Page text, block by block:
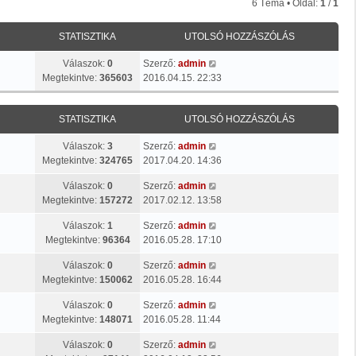
6 Téma • Oldal: 1 / 1
STATISZTIKA UTOLSÓ HOZZÁSZÓLÁS
Válaszok: 0
Megtekintve: 365603
Szerző: admin
2016.04.15. 22:33
STATISZTIKA UTOLSÓ HOZZÁSZÓLÁS
Válaszok: 3
Megtekintve: 324765
Szerző: admin
2017.04.20. 14:36
Válaszok: 0
Megtekintve: 157272
Szerző: admin
2017.02.12. 13:58
Válaszok: 1
Megtekintve: 96364
Szerző: admin
2016.05.28. 17:10
Válaszok: 0
Megtekintve: 150062
Szerző: admin
2016.05.28. 16:44
Válaszok: 0
Megtekintve: 148071
Szerző: admin
2016.05.28. 11:44
Válaszok: 0
Szerző: admin